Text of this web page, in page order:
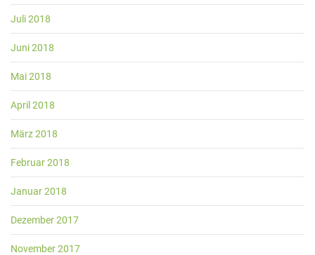
Juli 2018
Juni 2018
Mai 2018
April 2018
März 2018
Februar 2018
Januar 2018
Dezember 2017
November 2017